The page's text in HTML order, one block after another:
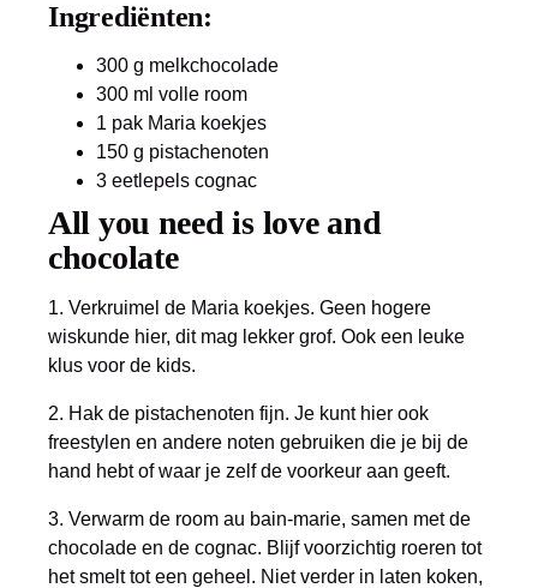
Ingrediënten:
300 g melkchocolade
300 ml volle room
1 pak Maria koekjes
150 g pistachenoten
3 eetlepels cognac
All you need is love and
chocolate
1. Verkruimel de Maria koekjes. Geen hogere
wiskunde hier, dit mag lekker grof. Ook een leuke
klus voor de kids.
2. Hak de pistachenoten fijn. Je kunt hier ook
freestylen en andere noten gebruiken die je bij de
hand hebt of waar je zelf de voorkeur aan geeft.
3. Verwarm de room au bain-marie, samen met de
chocolade en de cognac. Blijf voorzichtig roeren tot
het smelt tot een geheel. Niet verder in laten koken,